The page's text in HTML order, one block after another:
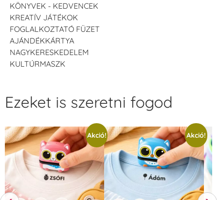
KÖNYVEK - KEDVENCEK
KREATÍV JÁTÉKOK
FOGLALKOZTATÓ FÜZET
AJÁNDÉKKÁRTYA
NAGYKERESKEDELEM
KULTÚRMASZK
Ezeket is szeretni fogod
Akció! Akció!